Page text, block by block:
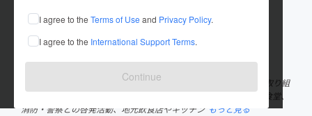
I agree to the Terms of Use and Privacy Policy.
I agree to the International Support Terms.
Continue
これまでに2回支援して5件のプロジェクトを投稿しています
在住国：日本 現在地：埼玉県
出身国：日本 出身地：東京都
プロレスラーの雫有希です。 プロレスを通じて地域課題の解決に取り組
んでいます。 越谷市を拠点に、プロレスイベントを通じて子ども食堂、
消防・警察との啓発活動、地元飲食店やキッチン もっと見る